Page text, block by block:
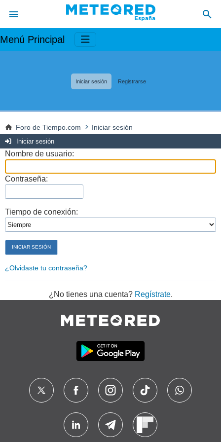
Menú Principal
Iniciar sesión Registrarse
Foro de Tiempo.com Iniciar sesión
Iniciar sesión
Nombre de usuario:
Contraseña:
Tiempo de conexión:
¿Olvidaste tu contraseña?
¿No tienes una cuenta? Regístrate.